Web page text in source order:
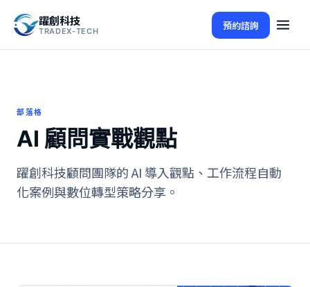
躍創科技
TRADEX-TECH 預約諮詢
部落格
AI 顧問實戰觀點
躍創科技顧問團隊的 AI 導入觀點、工作流程自動
化案例與數位轉型策略分享。